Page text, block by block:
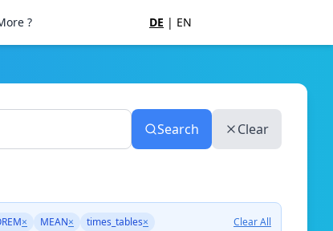
? DE | EN
Search Clear
× MEAN× times_tables× Clear All